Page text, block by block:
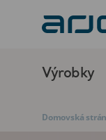
Výrobky
Domovská